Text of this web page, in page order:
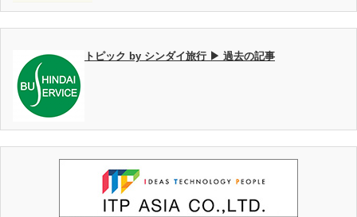
トピック by シンダイ旅行 ▶ 過去の記事